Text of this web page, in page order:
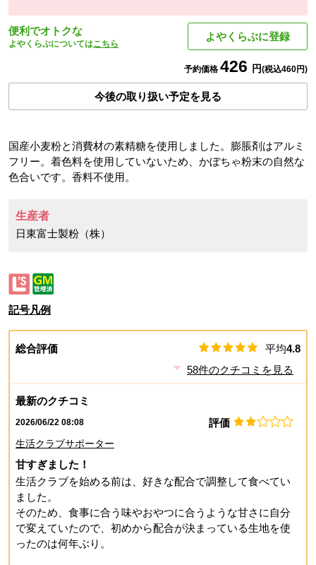
便利でオトクな
よやくらぶについてはこちら
よやくらぶに登録
予約価格 426 円(税込460円)
今後の取り扱い予定を見る
国産小麦粉と消費材の素精糖を使用しました。膨脹剤はアルミ
フリー。着色料を使用していないため、かぼちゃ粉末の自然な
色合いです。香料不使用。
生産者
日東富士製粉（株）
記号凡例
総合評価 平均4.8
58件のクチコミを見る
最新のクチコミ
2026/06/22 08:08 評価
生活クラブサポーター
甘すぎました！
生活クラブを始める前は、好きな配合で調整して食べてい
ました。
そのため、食事に合う味やおやつに合うような甘さに自分
で変えていたので、初めから配合が決まっている生地を使
ったのは何年ぶり。